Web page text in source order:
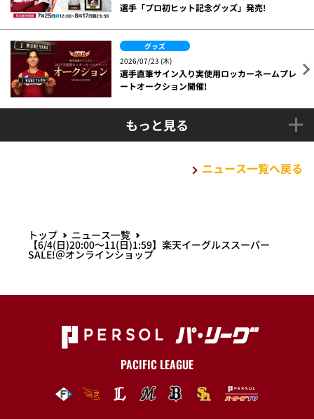
選手「プロ初ヒット記念グッズ」発売!
グッズ
2026/07/23 (木)
選手直筆サイン入り実使用ロッカーネームプレ
ートオークション開催!
もっと見る
ニュース一覧へ戻る
トップ ニュース一覧
【6/4(日)20:00～11(日)1:59】楽天イーグルススーパー
SALE!＠オンラインショップ
PACIFIC LEAGUE